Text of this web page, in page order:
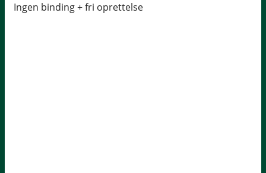
Ingen binding + fri oprettelse